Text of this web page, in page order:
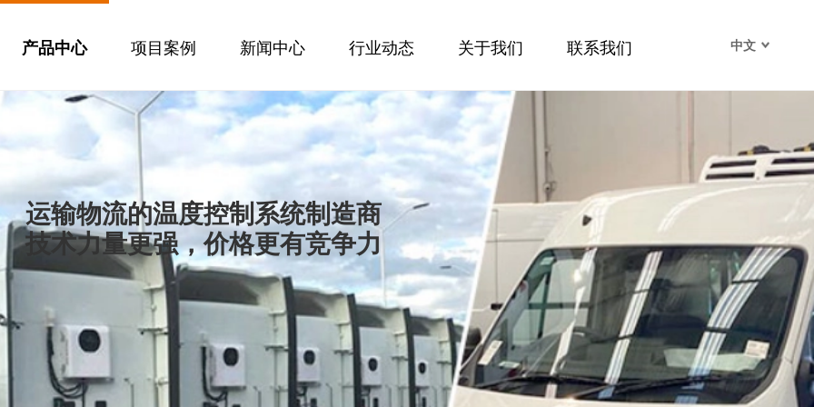
产品中心 项目案例 新闻中心 行业动态 关于我们 联系我们 中文
运输物流的温度控制系统制造商
技术力量更强，价格更有竞争力